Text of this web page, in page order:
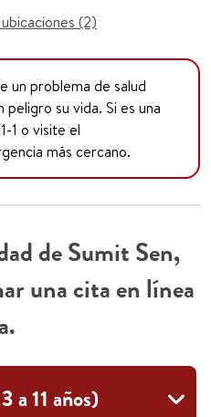
(2)
un problema de salud
su vida. Si es una
1 o visite el
más cercano.
de Sumit Sen,
una cita en línea
a 11 años)